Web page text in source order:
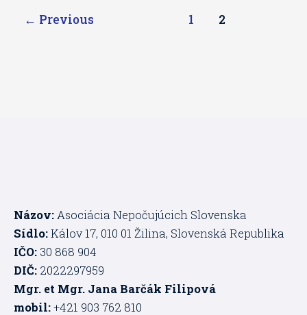
← Previous 1 2
Názov: Asociácia Nepočujúcich Slovenska
Sídlo:Kálov 17, 010 01 Žilina, Slovenská Republika
IČO: 30 868 904
DIČ: 2022297959
Mgr. et Mgr. Jana Barčák Filipová
mobil:+421 903 762 810